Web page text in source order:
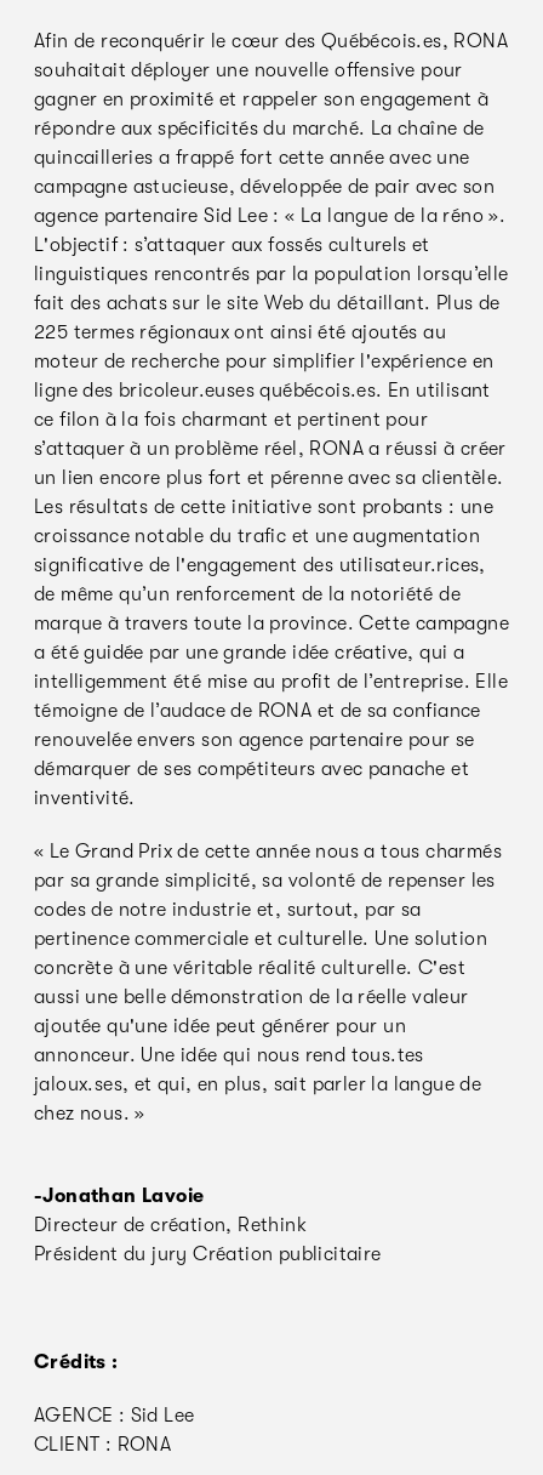
Afin de reconquérir le cœur des Québécois.es, RONA
souhaitait déployer une nouvelle offensive pour
gagner en proximité et rappeler son engagement à
répondre aux spécificités du marché. La chaîne de
quincailleries a frappé fort cette année avec une
campagne astucieuse, développée de pair avec son
agence partenaire Sid Lee : « La langue de la réno ».
L'objectif : s’attaquer aux fossés culturels et
linguistiques rencontrés par la population lorsqu’elle
fait des achats sur le site Web du détaillant. Plus de
225 termes régionaux ont ainsi été ajoutés au
moteur de recherche pour simplifier l'expérience en
ligne des bricoleur.euses québécois.es. En utilisant
ce filon à la fois charmant et pertinent pour
s’attaquer à un problème réel, RONA a réussi à créer
un lien encore plus fort et pérenne avec sa clientèle.
Les résultats de cette initiative sont probants : une
croissance notable du trafic et une augmentation
significative de l'engagement des utilisateur.rices,
de même qu’un renforcement de la notoriété de
marque à travers toute la province. Cette campagne
a été guidée par une grande idée créative, qui a
intelligemment été mise au profit de l’entreprise. Elle
témoigne de l’audace de RONA et de sa confiance
renouvelée envers son agence partenaire pour se
démarquer de ses compétiteurs avec panache et
inventivité.
« Le Grand Prix de cette année nous a tous charmés
par sa grande simplicité, sa volonté de repenser les
codes de notre industrie et, surtout, par sa
pertinence commerciale et culturelle. Une solution
concrète à une véritable réalité culturelle. C'est
aussi une belle démonstration de la réelle valeur
ajoutée qu'une idée peut générer pour un
annonceur. Une idée qui nous rend tous.tes
jaloux.ses, et qui, en plus, sait parler la langue de
chez nous. »
-Jonathan Lavoie
Directeur de création, Rethink
Président du jury Création publicitaire
Crédits :
AGENCE : Sid Lee
CLIENT : RONA